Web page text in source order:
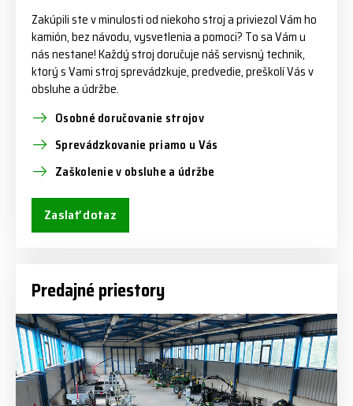
Zakúpili ste v minulosti od niekoho stroj a priviezol Vám ho
kamión, bez návodu, vysvetlenia a pomoci? To sa Vám u
nás nestane! Každý stroj doručuje náš servisný technik,
ktorý s Vami stroj sprevádzkuje, predvedie, preškolí Vás v
obsluhe a údržbe.
Osobné doručovanie strojov
Sprevádzkovanie priamo u Vás
Zaškolenie v obsluhe a údržbe
Zaslať dotaz
Predajné priestory